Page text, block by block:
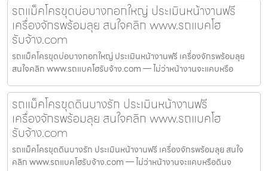
รถแม็คโครขุดบ่อบางกอกใหญ่ ประเมินหน้างานฟรี
เครื่องจักรพร้อมลุย สนใจคลิก www.รถแบคโฮ
รับจ้าง.com
รถแม็คโครขุดบ่อบางกอกใหญ่ ประเมินหน้างานฟรี เครื่องจักรพร้อมลุย
สนใจคลิก www.รถแบคโฮรับจ้าง.com — ไม่ว่าหน้างานจะแคบหรือ
รถแม็คโครขุดดินบางรัก ประเมินหน้างานฟรี
เครื่องจักรพร้อมลุย สนใจคลิก www.รถแบคโฮ
รับจ้าง.com
รถแม็คโครขุดดินบางรัก ประเมินหน้างานฟรี เครื่องจักรพร้อมลุย สนใจ
คลิก www.รถแบคโฮรับจ้าง.com — ไม่ว่าหน้างานจะแคบหรือดินจ